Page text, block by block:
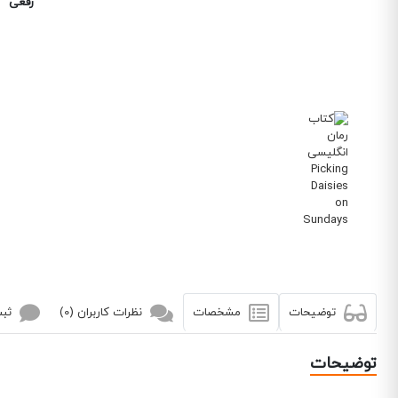
توضیحات مشخصات نظرات کاربران (0)
توضیحات